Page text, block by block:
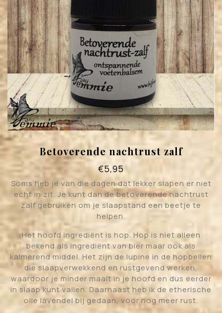
Betoverende nachtrust zalf
€5,95
Soms heb je van die dagen dat lekker slapen er niet
echt in zit. Je kunt dan de betoverende nachtrust
zalf gebruiken om je slaapstand een beetje te
helpen.
Het hoofd ingrediënt is hop. Hop is niet alleen
bekend als ingrediënt van bier maar ook als
kalmerend middel. Het zijn de lupine in de hopbellen
die slaapverwekkend en rustgevend werken,
waardoor je minder maalt in je hoofd en dus eerder
in slaap kunt vallen. Daarnaast heb ik de etherische
olie lavendel bij gedaan, voor nog meer rust.